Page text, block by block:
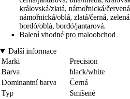
královská/zlatá, námořnická/
námořnická/oblá, zlatá/černá,
bordó/oblá, bordó/jantarová.
Balení vhodné pro maloobchod
Další informace
Marki
Precision
Barva
black/white
Dominantní barva
Černá
Typ
Smíšené